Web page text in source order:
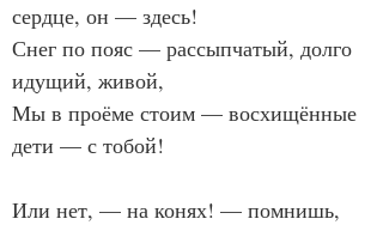
сердце, он — здесь!
Снег по пояс — рассыпчатый, долго
идущий, живой,
Мы в проёме стоим — восхищённые
дети — с тобой!
Или нет, — на конях! — помнишь,